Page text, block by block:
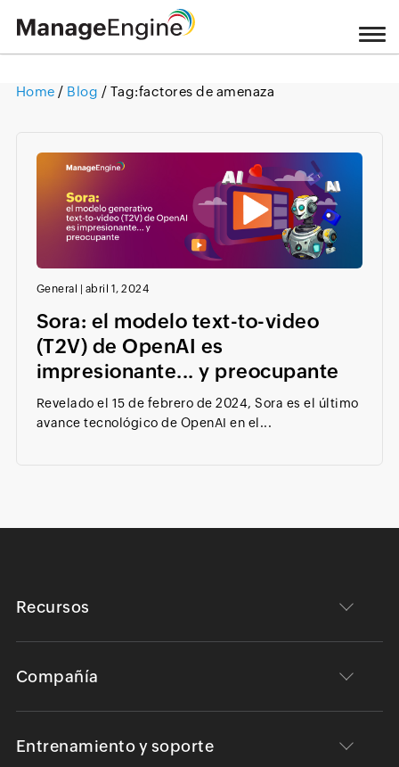
Home / Blog / Tag:factores de amenaza
General abril 1, 2024
Sora: el modelo text-to-video
(T2V) de OpenAI es
impresionante... y preocupante
Revelado el 15 de febrero de 2024, Sora es el último
avance tecnológico de OpenAI en el...
Recursos
Compañía
Entrenamiento y soporte